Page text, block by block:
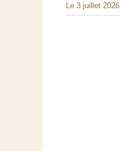
Le 3 juillet 2026